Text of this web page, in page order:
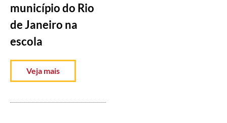
município do Rio
de Janeiro na
escola
Veja mais